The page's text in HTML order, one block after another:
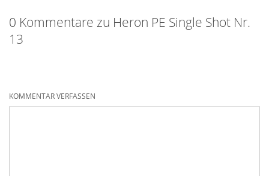
0 Kommentare zu Heron PE Single Shot Nr.
13
KOMMENTAR VERFASSEN